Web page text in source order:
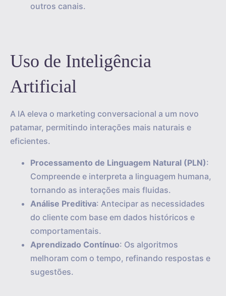
outros canais.
Uso de Inteligência
Artificial
A IA eleva o marketing conversacional a um novo
patamar, permitindo interações mais naturais e
eficientes.
Processamento de Linguagem Natural (PLN):
Compreende e interpreta a linguagem humana,
tornando as interações mais fluidas.
Análise Preditiva: Antecipar as necessidades
do cliente com base em dados históricos e
comportamentais.
Aprendizado Contínuo: Os algoritmos
melhoram com o tempo, refinando respostas e
sugestões.